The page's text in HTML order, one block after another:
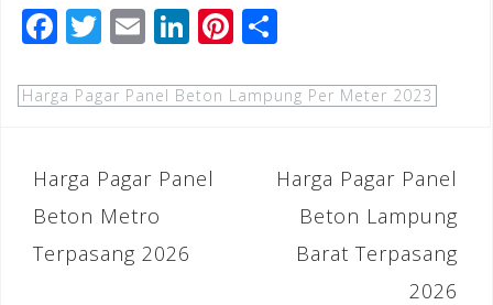
F
c
b
o
o
k
T
tt
r
E
ai
Li
k
dI
n
Pi
tear
Harga Pagar Panel Beton Lampung Per Meter 2023
Navigasi
pos
Harga Pagar Panel
Beton Metro
Terpasang 2026
Harga Pagar Panel
Beton Lampung
Barat Terpasang
2026